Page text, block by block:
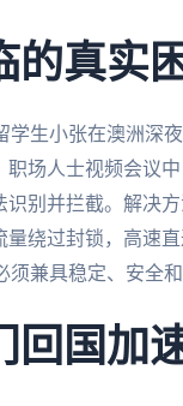
的真实
学生小张在澳洲深
职场人士视频会议
别并拦截。解决
绕过封锁，高速
兼具稳定、安全和
回国加